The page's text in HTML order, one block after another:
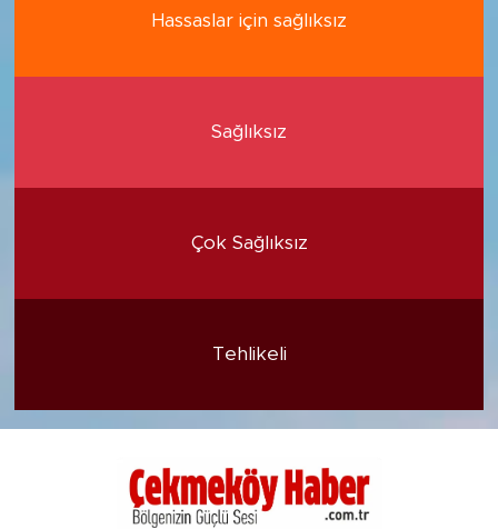
Hassaslar için sağlıksız
Sağlıksız
Çok Sağlıksız
Tehlikeli